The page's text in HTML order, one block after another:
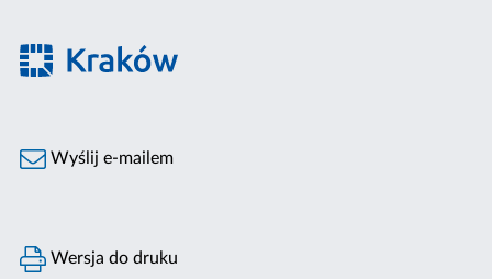
Wyślij e-mailem
Wersja do druku